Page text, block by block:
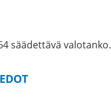
säädettävä valotanko.